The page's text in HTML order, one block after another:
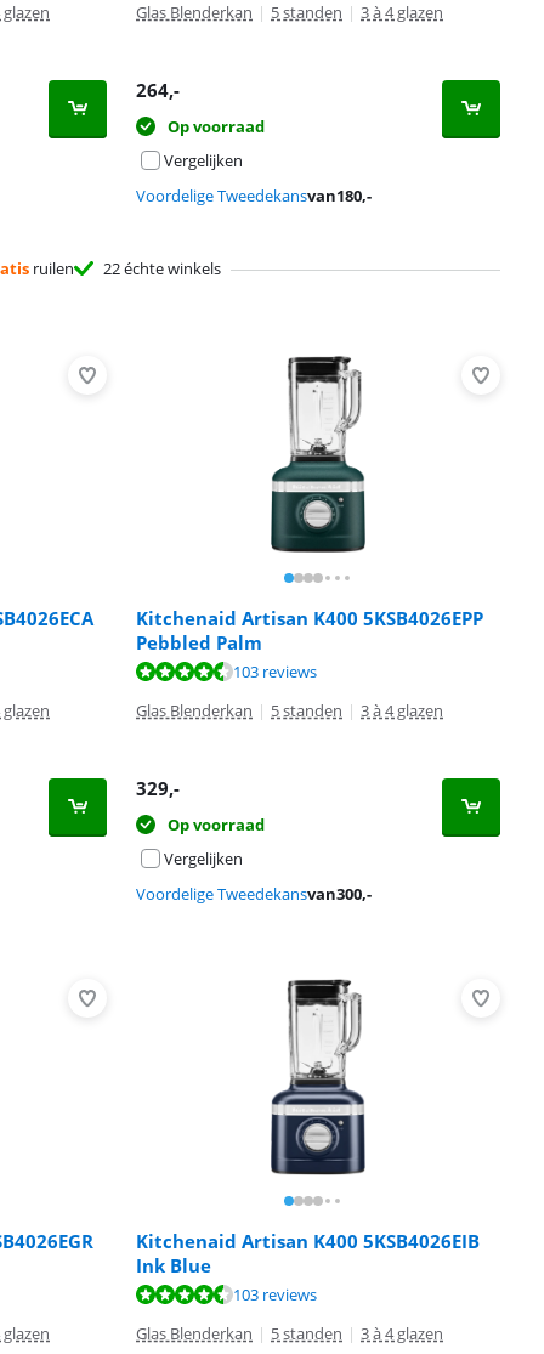
glazen
Glas Blenderkan | 5 standen | 3 à 4 glazen
264,-
Op voorraad
Vergelijken
Voordelige Tweedekansvan180,-
ruilen 22 échte winkels
glazen
Kitchenaid Artisan K400 5KSB4026EPP
Pebbled Palm
103 reviews
Glas Blenderkan | 5 standen | 3 à 4 glazen
329,-
Op voorraad
Vergelijken
Voordelige Tweedekansvan300,-
glazen
Kitchenaid Artisan K400 5KSB4026EIB
Ink Blue
103 reviews
Glas Blenderkan | 5 standen | 3 à 4 glazen